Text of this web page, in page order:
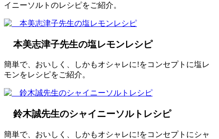
イニーソルトのレシピをご紹介。
本美志津子先生の塩レモンレシピ
簡単で、おいしく、しかもオシャレに!をコンセプトに塩レ
モンをレシピをご紹介。
鈴木誠先生のシャイニーソルトレシピ
簡単で、おいしく、しかもオシャレに!をコンセプトにシャ